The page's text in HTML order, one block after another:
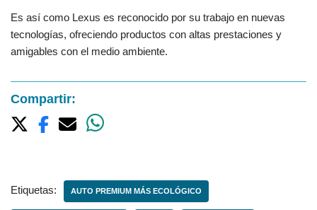
Es así como Lexus es reconocido por su trabajo en nuevas
tecnologías, ofreciendo productos con altas prestaciones y
amigables con el medio ambiente.
Compartir:
Etiquetas: AUTO PREMIUM MÁS ECOLÓGICO